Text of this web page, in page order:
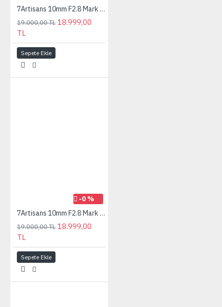
7Artisans 10mm F2.8 Mark II Nikon (Z Mount) MF Ultra Wide Angle Fisheye Full Frame Lens Siyah
19.000,00 TL 18.999,00
TL
Sepete Ekle
-0 %
7Artisans 10mm F2.8 Mark II Panasonic/Leica/Sigma (L mount) MF Ultra Wide Angle Fisheye Full Frame Lens Siyah
19.000,00 TL 18.999,00
TL
Sepete Ekle